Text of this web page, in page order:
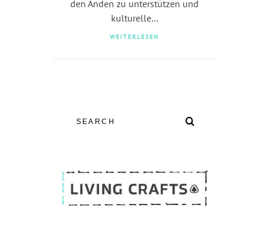
den Anden zu unterstützen und
kulturelle…
WEITERLESEN